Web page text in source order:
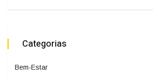
Categorias
Bem-Estar